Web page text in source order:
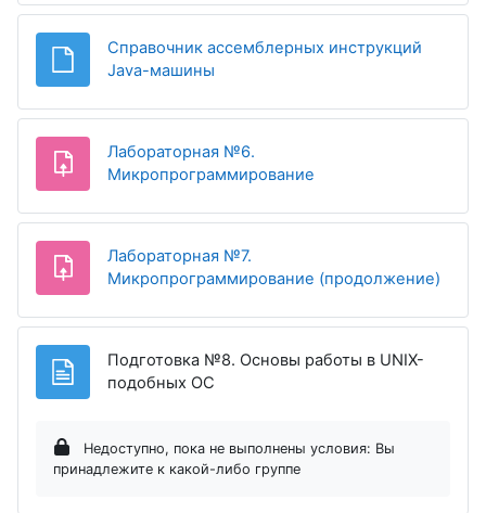
Справочник ассемблерных инструкций
Java-машины
Лабораторная №6.
Микропрограммирование
Лабораторная №7.
Микропрограммирование (продолжение)
Подготовка №8. Основы работы в UNIX-
подобных ОС
Недоступно, пока не выполнены условия: Вы
принадлежите к какой-либо группе